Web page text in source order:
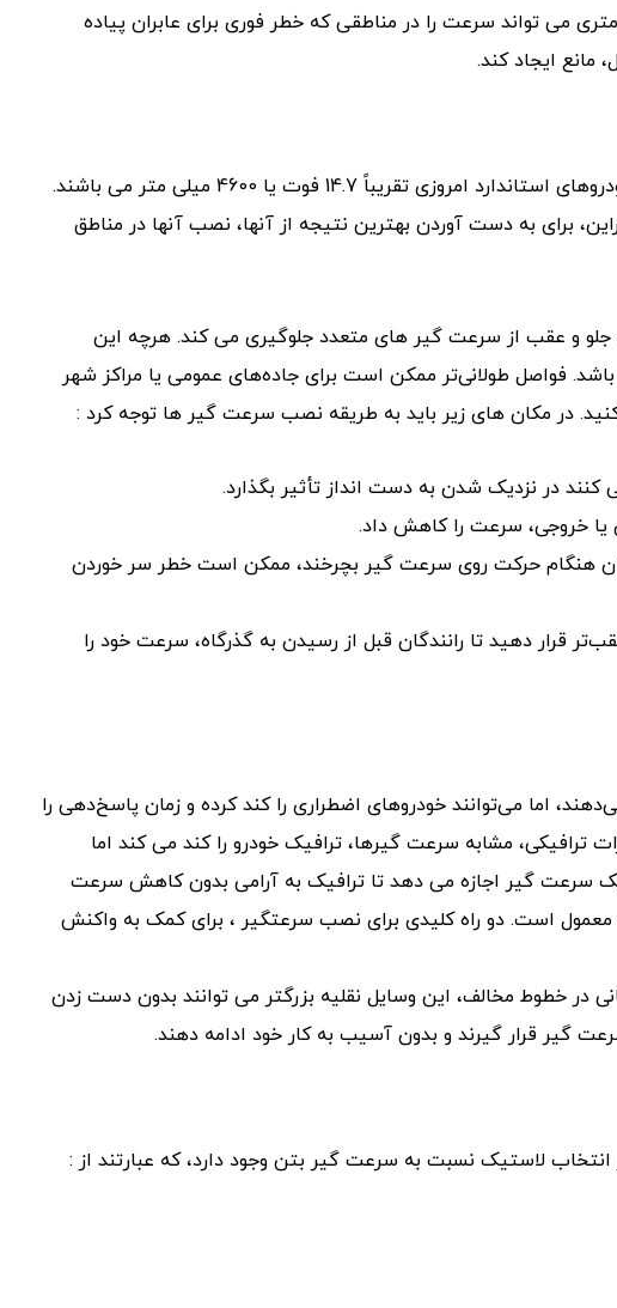
بالا، سرعت خودروها را تا 5 مایل در ساعت کاهش می دهد. سرعت گیر های بیشتر مانند 75 میلی متری می تواند سرعت را در مناطقی که خطر فوری برای عابران پیاده
مانع ایجاد کند.
به طور کلی، سرعت گیرهای چندگانه باید حداقل به طول وسیله نقلیه یا بیشتر در جاده ها از هم فاصله داشته باشند. خودروهای استاندارد امروزی تقریباً 14.7 فوت یا 4600 میلی متر می باشند.
برای به دست آوردن بهترین نتیجه از آنها، نصب آنها در مناطق
جلو و عقب از سرعت گیر های متعدد جلوگیری می کند. هرچه این
فواصل طولانی‌تر ممکن است برای جاده‌های عمومی یا مراکز شهر
در مکان های زیر باید به طریقه نصب سرعت گیر ها توجه کرد :
در نزدیک شدن به دست انداز تأثیر بگذارد.
یا خروجی، سرعت را کاهش داد.
شده اند که به صورت 180 درجه نصب شوند. اگر رانندگان هنگام حرکت روی سرعت گیر بچرخند، ممکن است خطر سر خوردن
قرار دهید تا رانندگان قبل از رسیدن به گذرگاه، سرعت خود را
اما می‌توانند خودروهای اضطراری را کند کرده و زمان پاسخ‌دهی را
مشابه سرعت گیرها، ترافیک خودرو را کند می کند اما
سرعت گیر اجازه می دهد تا ترافیک به آرامی بدون کاهش سرعت
معمول است. دو راه کلیدی برای نصب سرعتگیر ، برای کمک به واکنش
در خطوط مخالف، این وسایل نقلیه بزرگتر می توانند بدون دست زدن
گیر قرار گیرند و بدون آسیب به کار خود ادامه دهند.
لاستیک نسبت به سرعت گیر بتن وجود دارد، که عبارتند از :